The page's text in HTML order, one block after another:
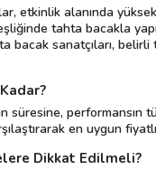
etkinlik alanında
tahta bacakla
bacak sanatçıları,
süresine,
en uygun
Dikkat Edilmeli?